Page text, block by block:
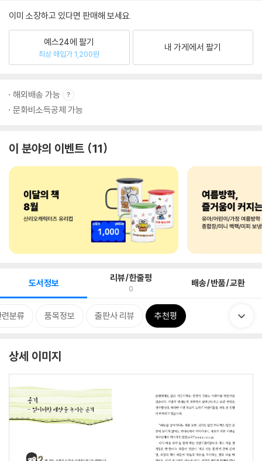
이미 소장하고 있다면 판매해 보세요.
예스24에 팔기
최상 매입가 1,200원
내 가게에서 팔기
해외배송 가능
문화비소득공제 가능
이 분야의 이벤트 11
도서정보 리뷰/한줄평
0 배송/반품/교환
분류 품목정보 출판사 리뷰 추천평
상세 이미지